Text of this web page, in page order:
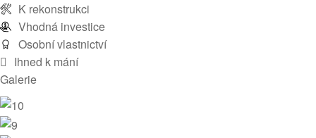
K rekonstrukci
Vhodná investice
Osobní vlastnictví
Ihned k mání
Galerie